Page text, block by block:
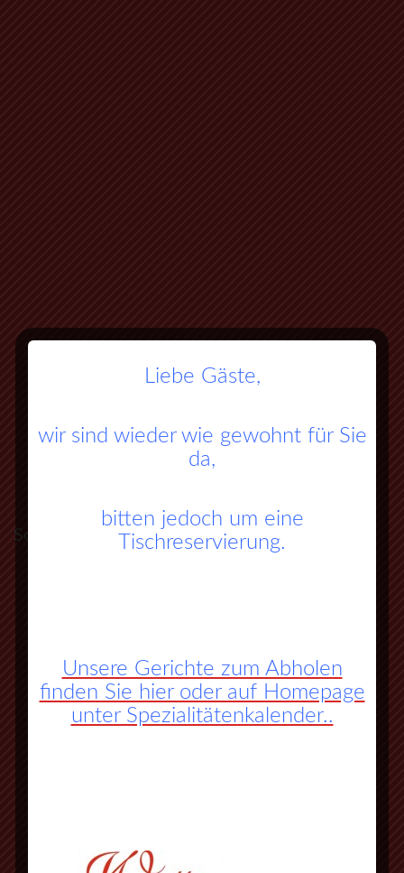
So finden Sie zu uns:
an der 3. Ampel rechts abbiegen
vorbei an Herbornseelbach und
Ballersbach nach Mittenaar Bicken
Liebe Gäste,
wir sind wieder wie gewohnt für Sie
da,
bitten jedoch um eine
Tischreservierung.
Unsere Gerichte zum Abholen
finden Sie hier oder auf Homepage
unter Spezialitätenkalender..